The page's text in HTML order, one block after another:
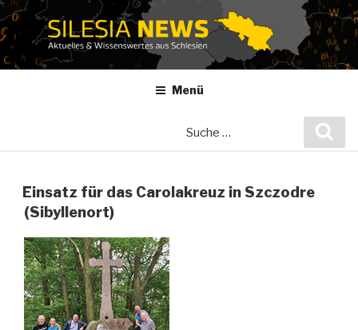
Zum
Inhalt
springen
Menü
Einsatz für das Carolakreuz in Szczodre
(Sibyllenort)